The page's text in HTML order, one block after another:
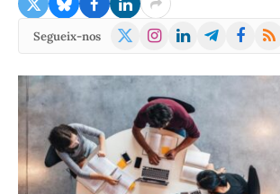
Segueix-nos
X
Instagram
LinkedInTelegramFacebook
RSS